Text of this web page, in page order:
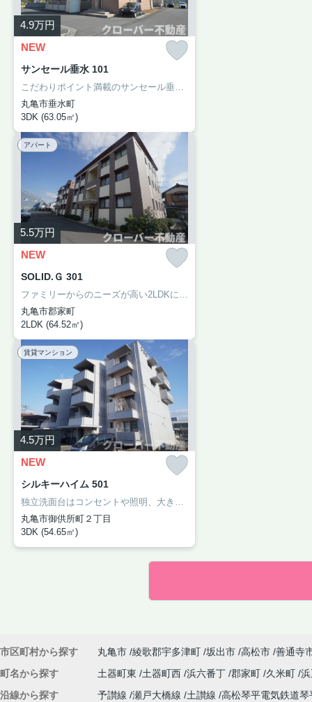
4.9万円
NEW
サンセール垂水 101
こだわりポイント満載のサンセール垂水。玄関先まで覗き穴を覗きに行かなくてもインターホン越しに誰が来たのかを確認できます。独立洗面台を採用しているので、歯ブラシやドライヤーなどをまとめて収納できます。陽当たりの良いマンションで、健康的な生活を送りましょう。できるだけ早めに不動産情報を集めたい方は当社スタッフまでご連絡ください。地域の不動産情報をいち早くお届けします。
丸亀市垂水町
3DK (63.05㎡)
アパート
5.5万円
NEW
SOLID.Ｇ 301
ファミリーからのニーズが高い2LDKになっています。お引っ越しのタイミングはお気軽にご相談ください。お部屋選びには欠かせない内覧も、空き部屋であればスムーズです。設備も充実していて住みやすい、魅力が詰まったアパートです。当社では土讃線金蔵寺周辺の賃貸情報を数多く取り扱っております。引っ越しを検討しているなら、お気軽にご連絡ください。
丸亀市郡家町
2LDK (64.52㎡)
賃貸マンション
4.5万円
NEW
シルキーハイム 501
独立洗面台はコンセントや照明、大きな鏡などがついているのでスムーズに身支度を整えられます。モニター越しに来訪者を確認して、インターホンを通じて室内から会話することができます。こだわりの条件として好評の、フローリングの物件です。丸亀市や予讃線丸亀付近で気になるお部屋を見つけたら、当社へお気軽にお問い合せください。素敵なお部屋探しを全力でお手伝いいたします。
丸亀市御供所町２丁目
3DK (54.65㎡)
市区町村から探す 丸亀市 綾歌郡宇多津町 坂出市 高松市 善通寺
町名から探す
土器町東 土器町西 浜六番丁 郡家町 久米町
沿線から探す
予讃線 瀬戸大橋線 土讃線 高松琴平電気鉄道